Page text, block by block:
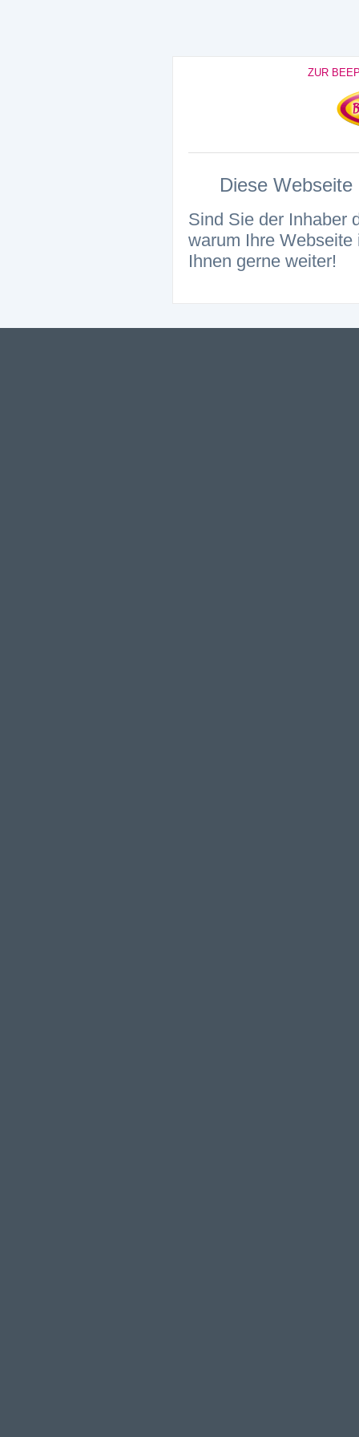
ZUR
Diese
Sind Sie der Inhaber
warum Ihre
Ihnen gerne weiter!